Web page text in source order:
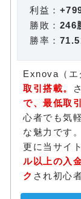
利益：
勝敗： 246
勝率：
Exnova（エ
取引搭載。
で、最低取
心者でも気
な魅力です。
更に当サイ
ル以上の入
ク され初心